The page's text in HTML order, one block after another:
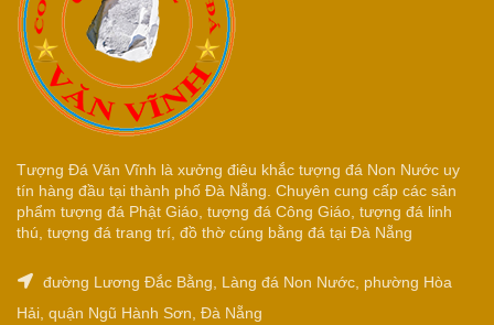
Tượng Đá Văn Vĩnh là xưởng điêu khắc tượng đá Non Nước uy
tín hàng đầu tại thành phố Đà Nẵng. Chuyên cung cấp các sản
phẩm tượng đá Phật Giáo, tượng đá Công Giáo, tượng đá linh
thú, tượng đá trang trí, đồ thờ cúng bằng đá tại Đà Nẵng
đường Lương Đắc Bằng, Làng đá Non Nước, phường Hòa
Hải, quận Ngũ Hành Sơn, Đà Nẵng